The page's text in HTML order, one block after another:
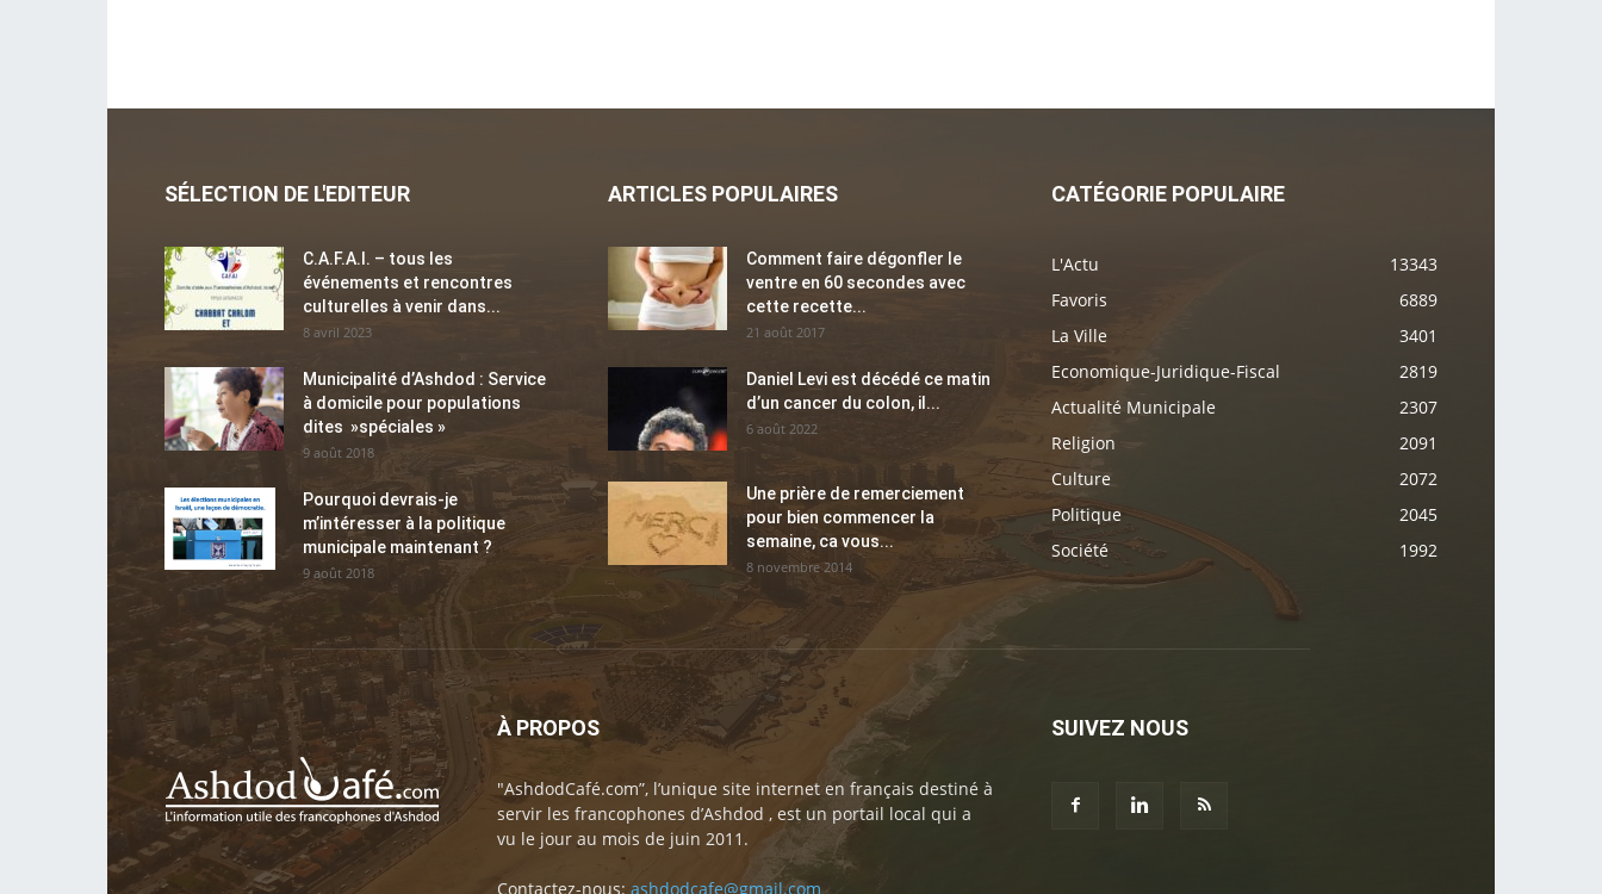
SÉLECTION DE L'EDITEUR
C.A.F.A.I. – tous les
événements et rencontres
culturelles à venir dans...
8 avril 2023
Municipalité d’Ashdod : Service
à domicile pour populations
dites »spéciales »
9 août 2018
Pourquoi devrais-je
m’intéresser à la politique
municipale maintenant ?
9 août 2018
ARTICLES POPULAIRES
Comment faire dégonfler le
ventre en 60 secondes avec
cette recette...
21 août 2017
Daniel Levi est décédé ce matin
d’un cancer du colon, il...
6 août 2022
Une prière de remerciement
pour bien commencer la
semaine, ca vous...
8 novembre 2014
CATÉGORIE POPULAIRE
L'Actu
13343
Favoris
6889
La Ville
3401
Economique-Juridique-Fiscal
2819
Actualité Municipale
2307
Religion
2091
Culture
2072
Politique
2045
Société
1992
À PROPOS
"AshdodCafé.com”, l’unique site internet en français destiné à
servir les francophones d’Ashdod , est un portail local qui a
vu le jour au mois de juin 2011.
Contactez-nous: ashdodcafe@gmail.com
SUIVEZ NOUS